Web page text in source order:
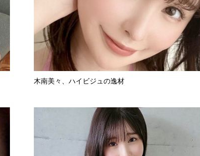
木南美々、ハイビジュの逸材